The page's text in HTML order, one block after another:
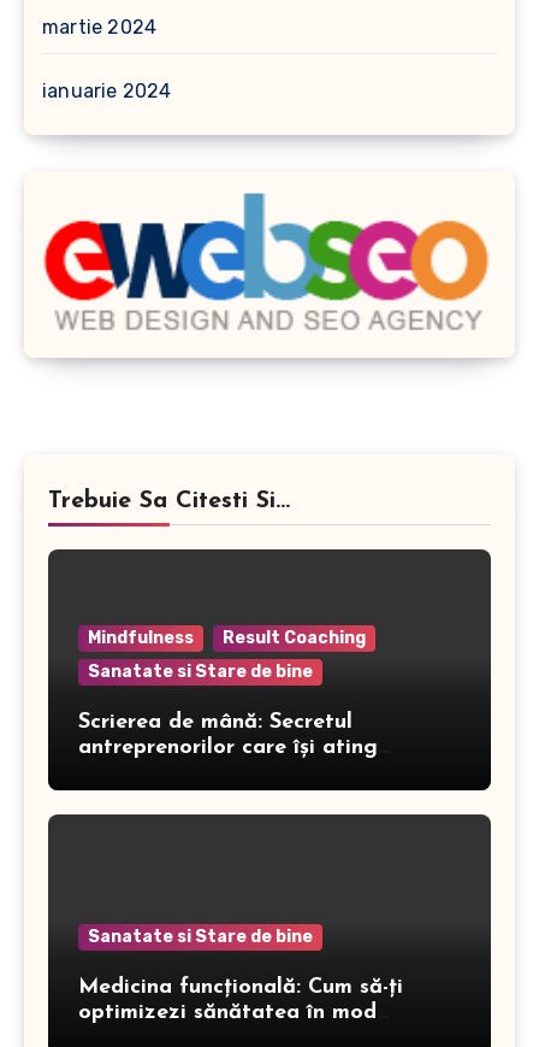
martie 2024
ianuarie 2024
Trebuie Sa Citesti Si...
Mindfulness
Result Coaching
Sanatate si Stare de bine
Scrierea de mână: Secretul
antreprenorilor care își ating
Sanatate si Stare de bine
Medicina funcțională: Cum să-ți
optimizezi sănătatea în mod